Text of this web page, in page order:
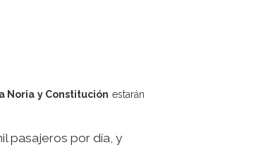
Noria y Constitución estarán
pasajeros por día, y